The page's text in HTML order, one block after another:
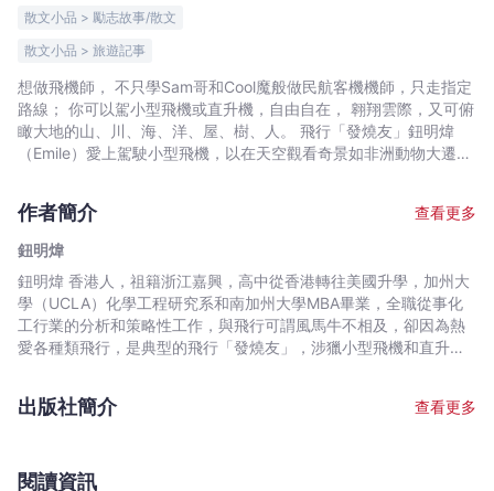
天
空
鈕
明
煒
文
宇
宙
｜
Bookniverse
散文小品 > 勵志故事/散文
散文小品 > 旅遊記事
想做飛機師， 不只學Sam哥和Cool魔般做民航客機機師，只走指定
路線； 你可以駕小型飛機或直升機，自由自在， 翱翔雲際，又可俯
瞰大地的山、川、海、洋、屋、樹、人。 飛行「發燒友」鈕明煒
（Emile）愛上駕駛小型飛機，以在天空觀看奇景如非洲動物大遷徙
不妨沿著作者的足跡，成為敢於翱翔10,000尺的「追夢者」。
作者簡介
查看更多
鈕明煒
鈕明煒 香港人，祖籍浙江嘉興，高中從香港轉往美國升學，加州大
學（UCLA）化學工程研究系和南加州大學MBA畢業，全職從事化
工行業的分析和策略性工作，與飛行可謂風馬牛不相及，卻因為熱
愛各種類飛行，是典型的飛行「發燒友」，涉獵小型飛機和直升
理局（FAA）的小型飛機和直升機牌照，並具有多引擎、儀錶飛
金會創辦人之一，協助推動社區的飛行體驗和認識，促進飛行教育
出版社簡介 查看更多
閱讀資訊